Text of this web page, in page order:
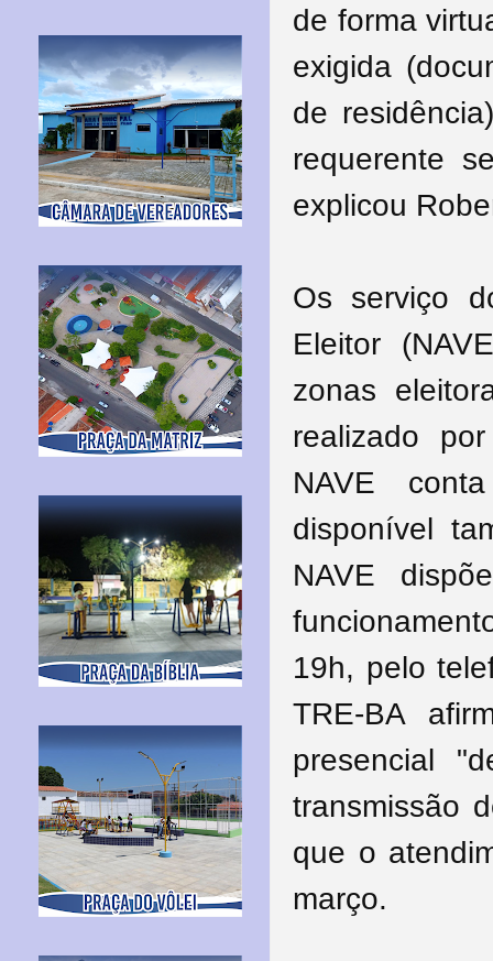
de forma
exigida
de
requerente
explicou
Os serviço
Eleitor
zonas
realizado
NAVE
disponível
NAVE
19h, pelo
TRE-BA
presencial
transmissão
que o
março.